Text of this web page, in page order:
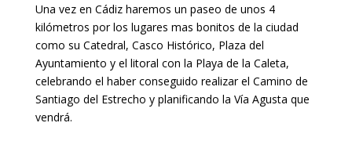
Una vez en Cádiz haremos un paseo de unos 4
kilómetros por los lugares mas bonitos de la ciudad
como su Catedral, Casco Histórico, Plaza del
Ayuntamiento y el litoral con la Playa de la Caleta,
celebrando el haber conseguido realizar el Camino de
Santiago del Estrecho y planificando la Vía Agusta que
vendrá.